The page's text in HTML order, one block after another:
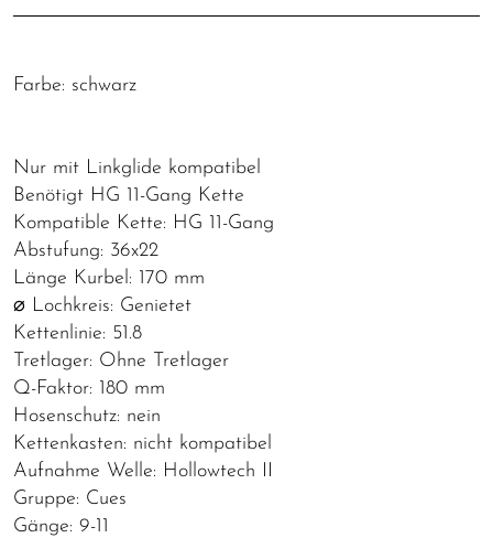
Farbe: schwarz
Nur mit Linkglide kompatibel
Benötigt HG 11-Gang Kette
Kompatible Kette: HG 11-Gang
Abstufung: 36x22
Länge Kurbel: 170 mm
⌀ Lochkreis: Genietet
Kettenlinie: 51.8
Tretlager: Ohne Tretlager
Q-Faktor: 180 mm
Hosenschutz: nein
Kettenkasten: nicht kompatibel
Aufnahme Welle: Hollowtech II
Gruppe: Cues
Gänge: 9-11